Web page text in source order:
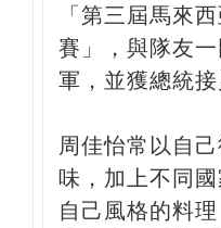
「第三屆馬來
賽」，與隊友
軍，並獲總統接
周佳怡常以自
味，加上不同
自己風格的料